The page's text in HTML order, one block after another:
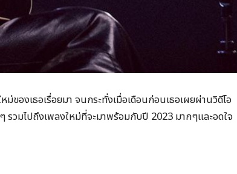
องเธอเรื่อยมา จนกระทั่งเมื่อเดือนก่อนเธอเผยผ่านวิดีโอ
วมไปถึงเพลงใหม่ที่จะมาพร้อมกับปี 2023 มากๆและอดใจ